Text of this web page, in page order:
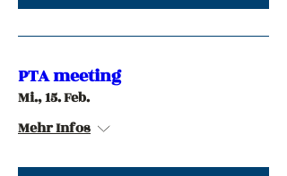
PTA meeting
Mi., 15. Feb.
Mehr Infos